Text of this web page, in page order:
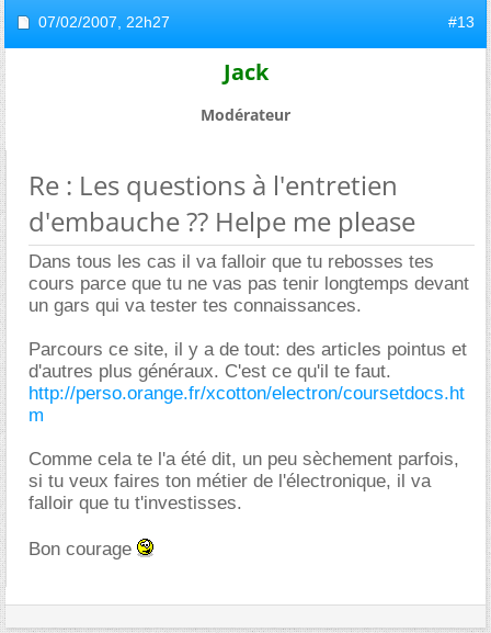
07/02/2007, 22h27 #13
Jack
Modérateur
Re : Les questions à l'entretien
d'embauche ?? Helpe me please
Dans tous les cas il va falloir que tu rebosses tes
cours parce que tu ne vas pas tenir longtemps devant
un gars qui va tester tes connaissances.
Parcours ce site, il y a de tout: des articles pointus et
d'autres plus généraux. C'est ce qu'il te faut.
http://perso.orange.fr/xcotton/electron/coursetdocs.ht
m
Comme cela te l'a été dit, un peu sèchement parfois,
si tu veux faires ton métier de l'électronique, il va
falloir que tu t'investisses.
Bon courage